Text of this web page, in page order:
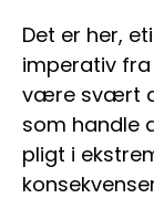
Det er her,
imperativ
være svært
som handle
pligt i